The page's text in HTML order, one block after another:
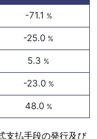
-71.1 %
-25.0 %
5.3 %
-23.0 %
48.0 %
支払手段の発行及び